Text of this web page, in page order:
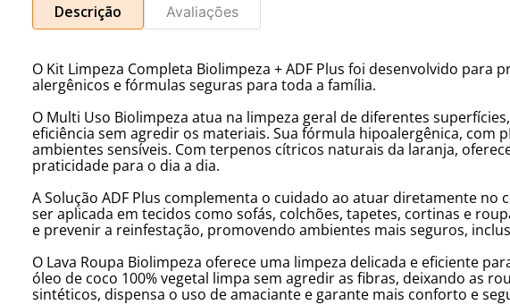
Descrição Avaliações
O Kit Limpeza Completa Biolimpeza + ADF Plus foi desenvolvido
alergênicos e fórmulas seguras para toda a família.
O Multi Uso Biolimpeza atua na limpeza geral de diferentes
eficiência sem agredir os materiais. Sua fórmula hipoalergênica,
ambientes sensíveis. Com terpenos cítricos naturais da laranja,
praticidade para o dia a dia.
A Solução ADF Plus complementa o cuidado ao atuar diretamente
ser aplicada em tecidos como sofás, colchões, tapetes, cortinas e
e prevenir a reinfestação, promovendo ambientes mais seguros,
O Lava Roupa Biolimpeza oferece uma limpeza delicada e eficiente
óleo de coco 100% vegetal limpa sem agredir as fibras, deixando as
sintéticos, dispensa o uso de amaciante e garante mais conforto e